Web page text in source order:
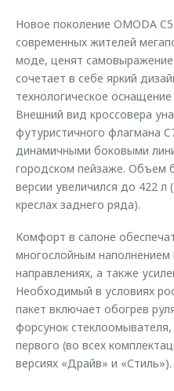
Новое поколение OMODA
современных жителей
моде, ценят самовыражение
сочетает в себе яркий
технологическое
Внешний вид кроссовера
футуристичного флагмана
динамичными боковыми
городском пейзаже. Объем
версии увеличился до 422 л
креслах заднего ряда).
Комфорт в салоне
многослойным наполнением
направлениях, а также
Необходимый в условиях
пакет включает обогрев
форсунок
первого (во всех
версиях «Драйв» и «Стиль»).